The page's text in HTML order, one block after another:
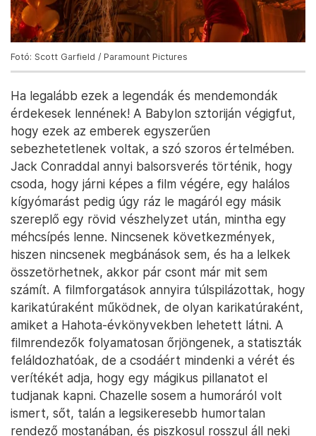
Fotó: Scott Garfield / Paramount Pictures
Ha legalább ezek a legendák és mendemondák
érdekesek lennének! A Babylon sztoriján végigfut,
hogy ezek az emberek egyszerűen
sebezhetetlenek voltak, a szó szoros értelmében.
Jack Conraddal annyi balsorsverés történik, hogy
csoda, hogy járni képes a film végére, egy halálos
kígyómarást pedig úgy ráz le magáról egy másik
szereplő egy rövid vészhelyzet után, mintha egy
méhcsípés lenne. Nincsenek következmények,
hiszen nincsenek megbánások sem, és ha a lelkek
összetörhetnek, akkor pár csont már mit sem
számít. A filmforgatások annyira túlspilázottak, hogy
karikatúraként működnek, de olyan karikatúraként,
amiket a Hahota-évkönyvekben lehetett látni. A
filmrendezők folyamatosan őrjöngenek, a statiszták
feláldozhatóak, de a csodáért mindenki a vérét és
verítékét adja, hogy egy mágikus pillanatot el
tudjanak kapni. Chazelle sosem a humoráról volt
ismert, sőt, talán a legsikeresebb humortalan
rendező mostanában, és piszkosul rosszul áll neki